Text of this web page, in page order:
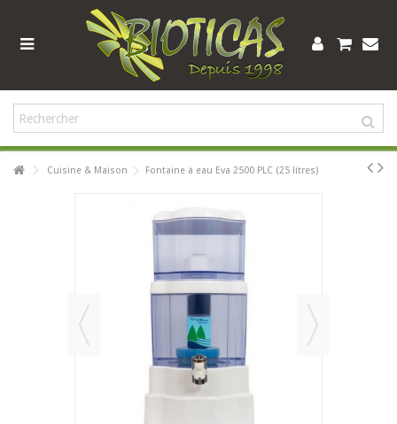
Cuisine & Maison Fontaine à eau Eva 2500 PLC (25 litres)